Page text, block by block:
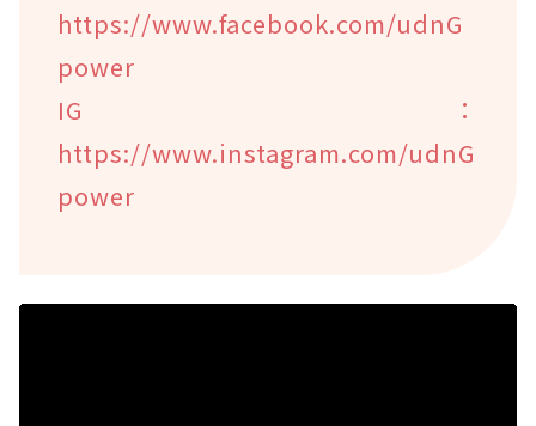
https://www.facebook.com/udnG
power
IG：
https://www.instagram.com/udnG
power